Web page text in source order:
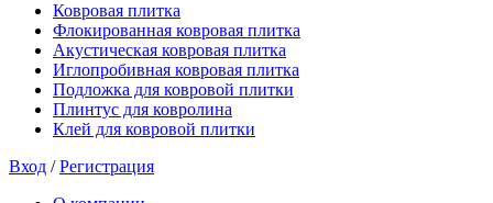
Ковровая плитка
Флокированная ковровая плитка
Акустическая ковровая плитка
Иглопробивная ковровая плитка
Подложка для ковровой плитки
Плинтус для ковролина
Клей для ковровой плитки
Вход /Регистрация